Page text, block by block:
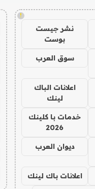
!
نشر جيست
بوست
سوق العرب
اعلانات الباك
لينك
خدمات با كلينك
2026
ديوان العرب
اعلانات باك لينك